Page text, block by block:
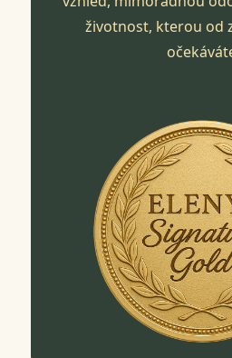
životnost, kterou od